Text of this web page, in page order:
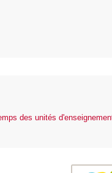
des unités